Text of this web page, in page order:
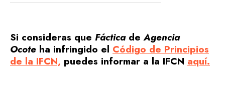
Si consideras que FácticadeAgencia
Ocote ha infringido el Código de Principios
de la IFCN, puedes informar a la IFCN aquí.